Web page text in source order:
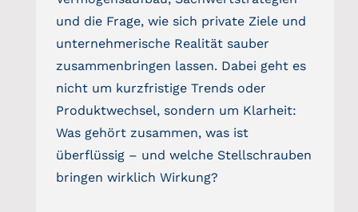
und die Frage, wie sich private Ziele und
unternehmerische Realität sauber
zusammenbringen lassen. Dabei geht es
nicht um kurzfristige Trends oder
Produktwechsel, sondern um Klarheit:
Was gehört zusammen, was ist
überflüssig – und welche Stellschrauben
bringen wirklich Wirkung?